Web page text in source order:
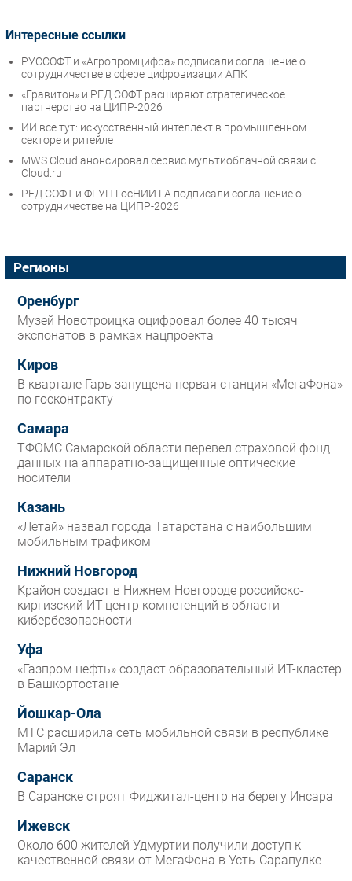
Интересные ссылки
РУССОФТ и «Агропромцифра» подписали соглашение о
сотрудничестве в сфере цифровизации АПК
«Гравитон» и РЕД СОФТ расширяют стратегическое
партнерство на ЦИПР-2026
ИИ все тут: искусственный интеллект в промышленном
секторе и ритейле
MWS Cloud анонсировал сервис мультиоблачной связи c
Cloud.ru
РЕД СОФТ и ФГУП ГосНИИ ГА подписали соглашение о
сотрудничестве на ЦИПР-2026
Регионы
Оренбург
Музей Новотроицка оцифровал более 40 тысяч
экспонатов в рамках нацпроекта
Киров
В квартале Гарь запущена первая станция «МегаФона»
по госконтракту
Самара
ТФОМС Самарской области перевел страховой фонд
данных на аппаратно-защищенные оптические
носители
Казань
«Летай» назвал города Татарстана с наибольшим
мобильным трафиком
Нижний Новгород
Крайон создаст в Нижнем Новгороде российско-
киргизский ИТ-центр компетенций в области
кибербезопасности
Уфа
«Газпром нефть» создаст образовательный ИТ-кластер
в Башкортостане
Йошкар-Ола
МТС расширила сеть мобильной связи в республике
Марий Эл
Саранск
В Саранске строят Фиджитал-центр на берегу Инсара
Ижевск
Около 600 жителей Удмуртии получили доступ к
качественной связи от МегаФона в Усть-Сарапулке